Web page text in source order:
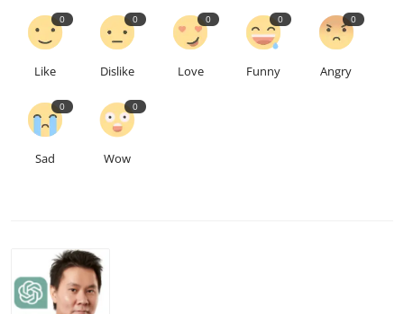
0
Like
0
Dislike
0
Love
0
Funny
0
Angry
0
Sad
0
Wow